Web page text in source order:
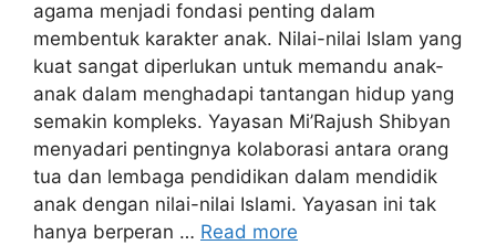
agama menjadi fondasi penting dalam
membentuk karakter anak. Nilai-nilai Islam yang
kuat sangat diperlukan untuk memandu anak-
anak dalam menghadapi tantangan hidup yang
semakin kompleks. Yayasan Mi’Rajush Shibyan
menyadari pentingnya kolaborasi antara orang
tua dan lembaga pendidikan dalam mendidik
anak dengan nilai-nilai Islami. Yayasan ini tak
hanya berperan … Read more